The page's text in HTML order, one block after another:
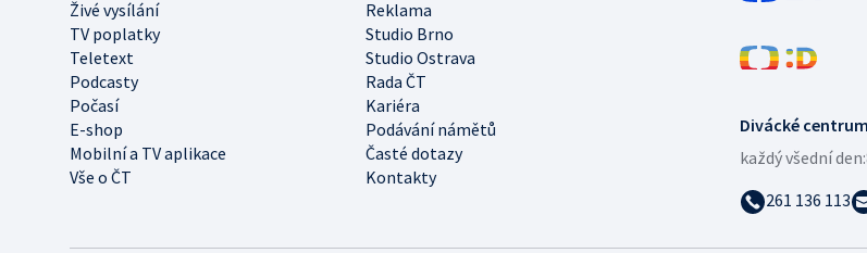
Živé vysílání
Reklama
TV poplatky
Studio Brno
Teletext
Studio Ostrava
Podcasty
Rada ČT
Počasí
Kariéra
E-shop
Podávání námětů
Mobilní a TV aplikace
Časté dotazy
Vše o ČT
Kontakty
Divácké centrum
každý všední den:
261 136 113